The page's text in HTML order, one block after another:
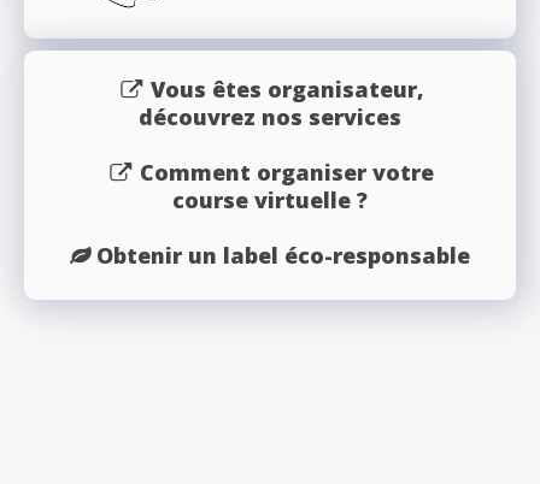
Vous êtes organisateur,
découvrez nos services
Comment organiser votre
course virtuelle ?
Obtenir un label éco-responsable